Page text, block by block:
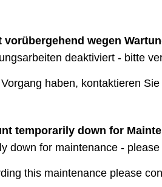
vorübergehend wegen
deaktiviert - bitte
haben, kontaktieren
temporarily down for
down for maintenance -
this maintenance please